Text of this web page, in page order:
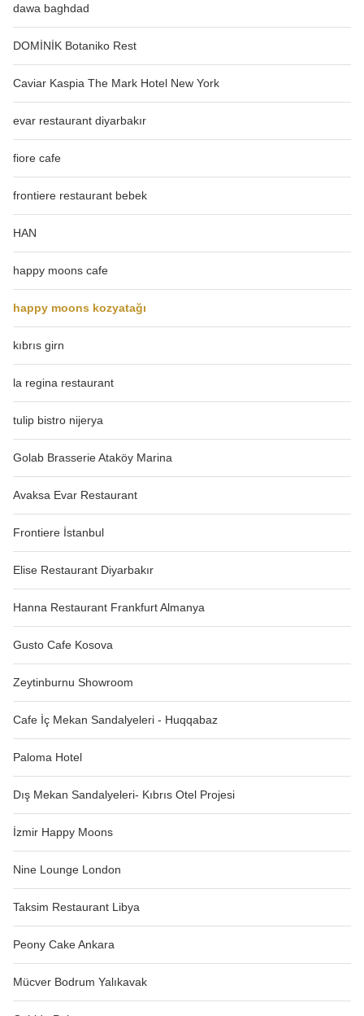
dawa baghdad
DOMİNİK Botaniko Rest
Caviar Kaspia The Mark Hotel New York
evar restaurant diyarbakır
fiore cafe
frontiere restaurant bebek
HAN
happy moons cafe
happy moons kozyatağı
kıbrıs girn
la regina restaurant
tulip bistro nijerya
Golab Brasserie Ataköy Marina
Avaksa Evar Restaurant
Frontiere İstanbul
Elise Restaurant Diyarbakır
Hanna Restaurant Frankfurt Almanya
Gusto Cafe Kosova
Zeytinburnu Showroom
Cafe İç Mekan Sandalyeleri - Huqqabaz
Paloma Hotel
Dış Mekan Sandalyeleri- Kıbrıs Otel Projesi
İzmir Happy Moons
Nine Lounge London
Taksim Restaurant Libya
Peony Cake Ankara
Mücver Bodrum Yalıkavak